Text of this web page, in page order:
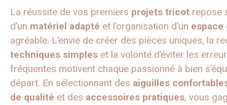
La réussite de vos premiers projets tricot repose
d’un matériel adapté et l’organisation d’un espace
agréable. L’envie de créer des pièces uniques, la
techniques simples et la volonté d’éviter les
fréquentes motivent chaque passionné à bien
départ. En sélectionnant des aiguilles
de qualité et des accessoires pratiques, vous